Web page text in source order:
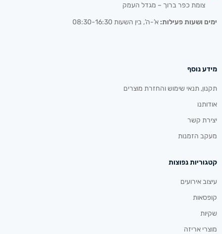
צומת כפר ברוך – מגדל העמק
ימים ושעות פעילות: א’-ה’, בין השעות 08:30-16:30
מידע נוסף
תקנון, תנאי שימוש והחזרת מוצרים
אודותנו
יצירת קשר
מעקב הזמנות
קטגוריות נפוצות
עיצוב אירועים
קופסאות
שקיות
מוצרי אריזה